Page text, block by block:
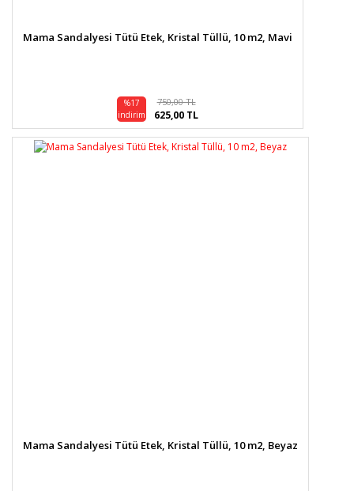
Mama Sandalyesi Tütü Etek, Kristal Tüllü, 10 m2, Mavi
%17
indirim
750,00 TL
625,00 TL
Mama Sandalyesi Tütü Etek, Kristal Tüllü, 10 m2, Beyaz